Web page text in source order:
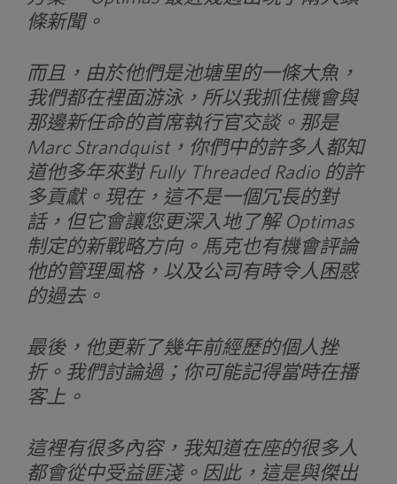
條新聞。
而且，由於他們是池塘里的一條大魚，
我們都在裡面游泳，所以我抓住機會與
那邊新任命的首席執行官交談。那是
Marc Strandquist，你們中的許多人都知
道他多年來對 Fully Threaded Radio 的許
多貢獻。現在，這不是一個冗長的對
話，但它會讓您更深入地了解 Optimas
制定的新戰略方向。馬克也有機會評論
他的管理風格，以及公司有時令人困惑
的過去。
最後，他更新了幾年前經歷的個人挫
折。我們討論過；你可能記得當時在播
客上。
這裡有很多內容，我知道在座的很多人
都會從中受益匪淺。因此，這是與傑出